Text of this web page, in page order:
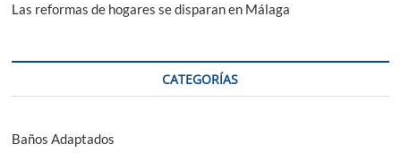
Las reformas de hogares se disparan en Málaga
CATEGORÍAS
Baños Adaptados